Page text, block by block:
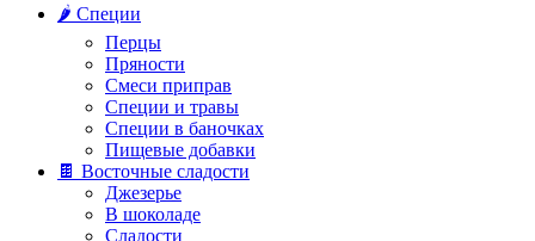
🌶️ Специи
Перцы
Пряности
Смеси приправ
Специи и травы
Специи в баночках
Пищевые добавки
🍫 Восточные сладости
Джезерье
В шоколаде
Сладости